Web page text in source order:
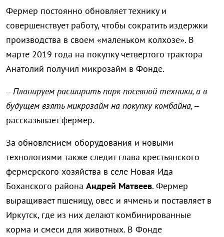
Фермер постоянно обновляет технику и
совершенствует работу, чтобы сократить издержки
производства в своем «маленьком колхозе». В
марте 2019 года на покупку четвертого трактора
Анатолий получил микрозайм в Фонде.
– Планируем расширить парк посевной техники, а в
будущем взять микрозайм на покупку комбайна, –
рассказывает фермер.
За обновлением оборудования и новыми
технологиями также следит глава крестьянского
фермерского хозяйства в селе Новая Ида
Боханского района Андрей Матвеев. Фермер
выращивает пшеницу, овес и ячмень и поставляет в
Иркутск, где из них делают комбинированные
корма и смеси для животных. В Фонде